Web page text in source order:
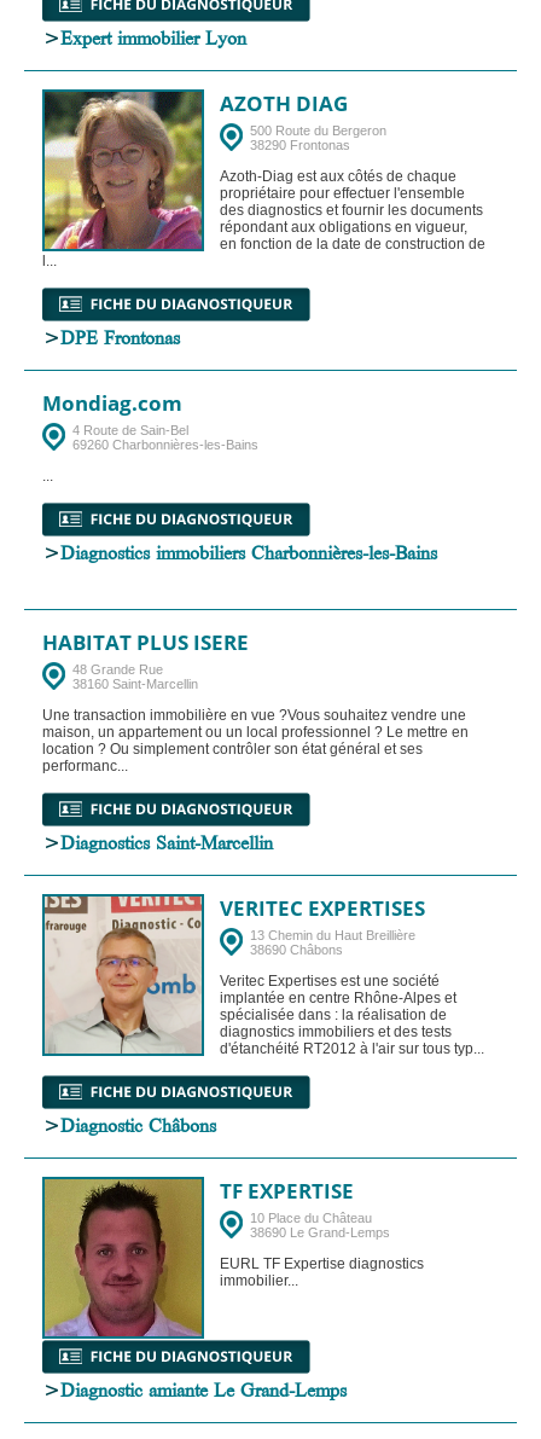
>Expert immobilier Lyon
AZOTH DIAG
500 Route du Bergeron
38290 Frontonas
Azoth-Diag est aux côtés de chaque
propriétaire pour effectuer l'ensemble
des diagnostics et fournir les documents
répondant aux obligations en vigueur,
en fonction de la date de construction de
l...
>DPE Frontonas
Mondiag.com
4 Route de Sain-Bel
69260 Charbonnières-les-Bains
...
>Diagnostics immobiliers Charbonnières-les-Bains
HABITAT PLUS ISERE
48 Grande Rue
38160 Saint-Marcellin
Une transaction immobilière en vue ?Vous souhaitez vendre une
maison, un appartement ou un local professionnel ? Le mettre en
location ? Ou simplement contrôler son état général et ses
performanc...
>Diagnostics Saint-Marcellin
VERITEC EXPERTISES
13 Chemin du Haut Breillière
38690 Châbons
Veritec Expertises est une société
implantée en centre Rhône-Alpes et
spécialisée dans : la réalisation de
diagnostics immobiliers et des tests
d'étanchéité RT2012 à l'air sur tous typ...
>Diagnostic Châbons
TF EXPERTISE
10 Place du Château
38690 Le Grand-Lemps
EURL TF Expertise diagnostics
immobilier...
>Diagnostic amiante Le Grand-Lemps